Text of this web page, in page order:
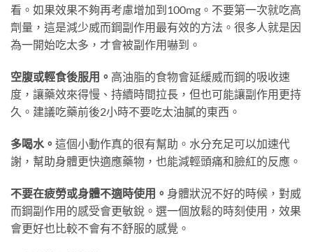
看。如果效果不夠再考慮增加到100mg。不要第一次就吃高
劑量，這是減少威而鋼副作用最有效的方法。很多人就是因
為一開始吃太多，才會被副作用嚇到。
空腹或輕食後服用。 高油脂的食物會延緩威而鋼的吸收速
度，讓藥效來得慢、持續時間拉長，但也可能讓副作用更持
久。建議吃藥前後2小時不要吃太油膩的東西。
多喝水。 這個小動作真的很有幫助。水分充足可以加速代
謝，幫助身體更快適應藥物，也能減輕頭痛和臉紅的反應。
不要在疲勞或身體不適時使用。 身體狀況不好的時候，對威
而鋼副作用的感受會更敏銳。選一個放鬆的時刻使用，效果
會更好也比較不會有不舒服的感覺。